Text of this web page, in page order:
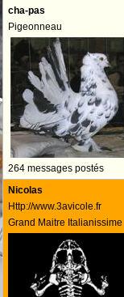
cha-pas
Pigeonneau
264 messages postés
Nicolas
Http://www.3avicole.fr
Grand Maitre Italianissime